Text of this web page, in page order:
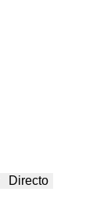
Directo